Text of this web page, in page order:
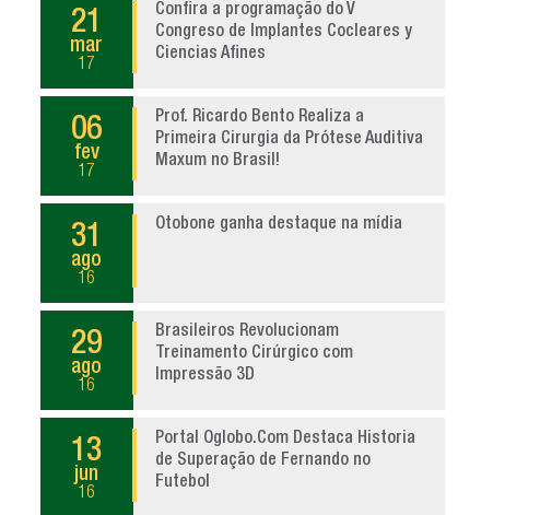
21
mar
17
Confira a programação do V
Congreso de Implantes Cocleares y
Ciencias Afines
06
fev
17
Prof. Ricardo Bento Realiza a
Primeira Cirurgia da Prótese Auditiva
Maxum no Brasil!
31
ago
16
Otobone ganha destaque na mídia
29
ago
16
Brasileiros Revolucionam
Treinamento Cirúrgico com
Impressão 3D
13
jun
16
Portal Oglobo.Com Destaca Historia
de Superação de Fernando no
Futebol